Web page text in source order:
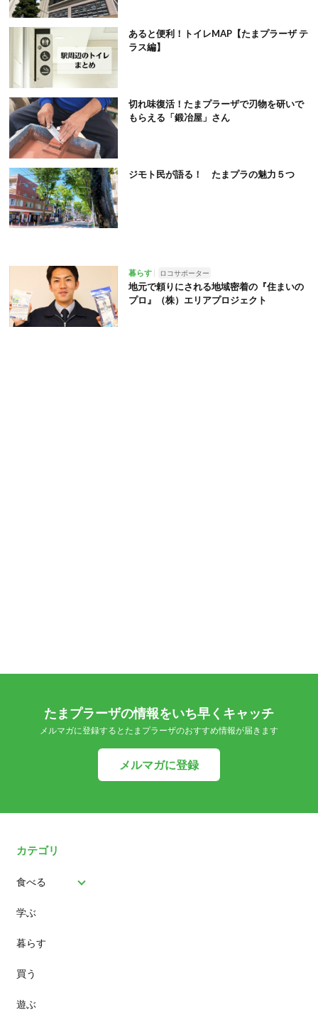
あると便利！トイレMAP【たまプラーザ テ
ラス編】
切れ味復活！たまプラーザで刃物を研いで
もらえる「鍛冶屋」さん
ジモト民が語る！ たまプラの魅力５つ
暮らす ロコサポーター
地元で頼りにされる地域密着の『住まいの
プロ』（株）エリアプロジェクト
たまプラーザの情報をいち早くキャッチ
メルマガに登録するとたまプラーザのおすすめ情報が届きます
メルマガに登録
カテゴリ
食べる
パン
スイーツ
ランチ
カフェ
学ぶ
暮らす
買う
遊ぶ